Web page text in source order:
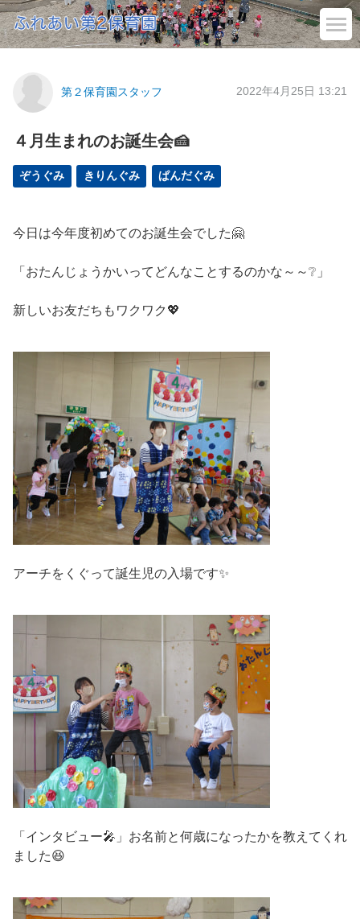
第２保育園スタッフ 2022年4月25日 13:21
４月生まれのお誕生会🍰
ぞうぐみ きりんぐみ ぱんだぐみ
今日は今年度初めてのお誕生会でした🤗
「おたんじょうかいってどんなことするのかな～～❔」
新しいお友だちもワクワク💖
アーチをくぐって誕生児の入場です✨
「インタビュー🎤」お名前と何歳になったかを教えてくれ
ました😆